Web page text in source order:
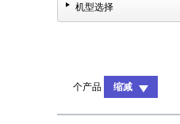
机型选择
个产品 缩减